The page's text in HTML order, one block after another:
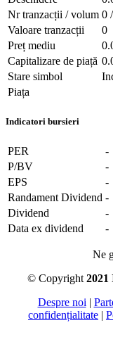
Nr tranzacții / volum 0
Valoare tranzacții
0
Preț mediu
Capitalizare de piață
Stare simbol
Piața
Indicatori bursieri
PER
-
P/BV
-
EPS
-
Randament Dividend -
Dividend
-
Data ex dividend
-
Ne
© Copyright 2021
Despre noi |
confidențialitate |